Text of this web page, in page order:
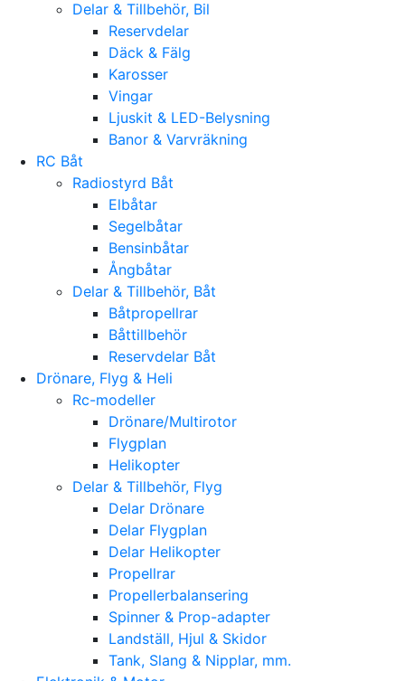
Delar & Tillbehör, Bil
Reservdelar
Däck & Fälg
Karosser
Vingar
Ljuskit & LED-Belysning
Banor & Varvräkning
RC Båt
Radiostyrd Båt
Elbåtar
Segelbåtar
Bensinbåtar
Ångbåtar
Delar & Tillbehör, Båt
Båtpropellrar
Båttillbehör
Reservdelar Båt
Drönare, Flyg & Heli
Rc-modeller
Drönare/Multirotor
Flygplan
Helikopter
Delar & Tillbehör, Flyg
Delar Drönare
Delar Flygplan
Delar Helikopter
Propellrar
Propellerbalansering
Spinner & Prop-adapter
Landställ, Hjul & Skidor
Tank, Slang & Nipplar, mm.